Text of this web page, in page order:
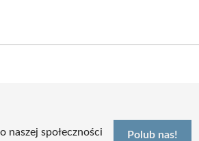
naszej społeczności
Polub nas!